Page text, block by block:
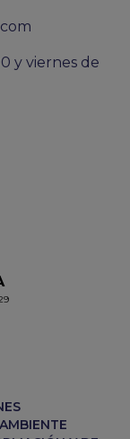
y viernes de